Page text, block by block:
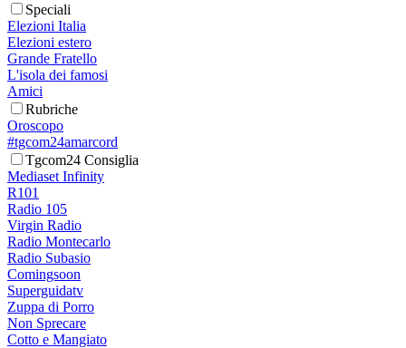
Speciali
Elezioni Italia
Elezioni estero
Grande Fratello
L'isola dei famosi
Amici
Rubriche
Oroscopo
#tgcom24amarcord
Tgcom24 Consiglia
Mediaset Infinity
R101
Radio 105
Virgin Radio
Radio Montecarlo
Radio Subasio
Comingsoon
Superguidatv
Zuppa di Porro
Non Sprecare
Cotto e Mangiato